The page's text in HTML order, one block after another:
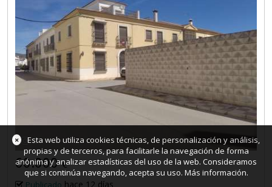
2
60.000€
hace 12 días
×
Esta web utiliza cookies técnicas, de personalización y análisis,
propias y de terceros, para facilitarle la navegación de forma
anónima y analizar estadísticas del uso de la web. Consideramos
que si continúa navegando, acepta su uso. Más información.